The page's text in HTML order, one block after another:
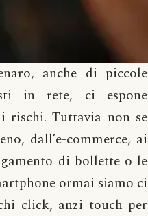
anche di piccole
in rete, ci espone
rischi. Tuttavia non se
dall’e-commerce, ai
di bollette o le
ormai siamo ci
click, anzi touch per